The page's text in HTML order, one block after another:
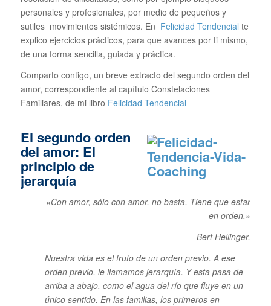
personales y profesionales, por medio de pequeños y
sutiles movimientos sistémicos. En Felicidad Tendencial te
explico ejercicios prácticos, para que avances por ti mismo,
de una forma sencilla, guiada y práctica.
Comparto contigo, un breve extracto del segundo orden del
amor, correspondiente al capítulo Constelaciones
Familiares, de mi libro Felicidad Tendencial
El segundo orden
del amor: El
principio de
jerarquía
«Con amor, sólo con amor, no basta. Tiene que estar
en orden.»
Bert Hellinger.
Nuestra vida es el fruto de un orden previo. A ese
orden previo, le llamamos jerarquía. Y esta pasa de
arriba a abajo, como el agua del río que fluye en un
único sentido. En las familias, los primeros en